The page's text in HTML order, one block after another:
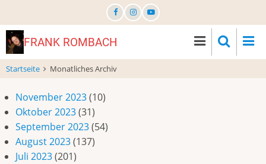
zum
InhaltFRANK ROMBACH
Startseite Monatliches Archiv
November 2023(10)
Oktober 2023(31)
September 2023(54)
August 2023(137)
Juli 2023(201)